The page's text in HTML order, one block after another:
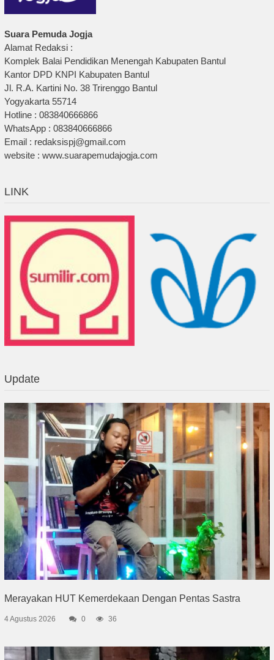
Suara Pemuda Jogja
Alamat Redaksi :
Komplek Balai Pendidikan Menengah Kabupaten Bantul
Kantor DPD KNPI Kabupaten Bantul
Jl. R.A. Kartini No. 38 Trirenggo Bantul
Yogyakarta 55714
Hotline : 083840666866
WhatsApp : 083840666866
Email : redaksispj@gmail.com
website : www.suarapemudajogja.com
LINK
Update
Merayakan HUT Kemerdekaan Dengan Pentas Sastra
4 Agustus 2026 0 36